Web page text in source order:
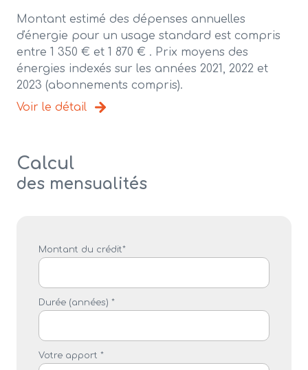
Montant estimé des dépenses annuelles
d'énergie pour un usage standard est compris
entre 1 350 € et 1 870 € . Prix moyens des
énergies indexés sur les années 2021, 2022 et
2023 (abonnements compris).
Voir le détail
Calcul
des mensualités
Montant du crédit*
Durée (années) *
Votre apport *